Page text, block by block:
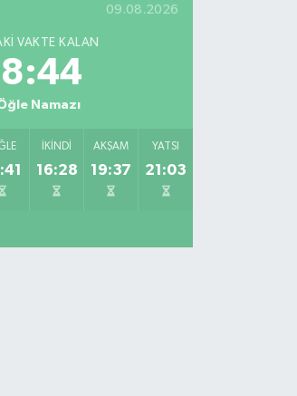
09.08.2026
VAKTE KALAN
Namazı
İKINDI
16:28
AKŞAM
19:37
YATSI
21:03